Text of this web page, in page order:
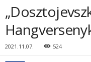
2021.11.07. 524